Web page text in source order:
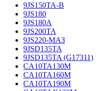
9JS150TA-B
9JS180
9JS180A
9JS200TA
9JS220-МАЗ
9JSD135TA
9JSD135TA (G17311)
CA10TA130M
CA10TA160M
CA10TA190M